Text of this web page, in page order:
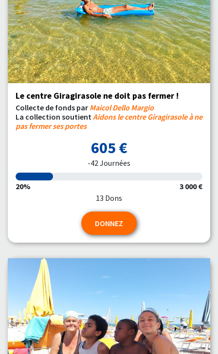
Le centre Giragirasole ne doit pas fermer !
Collecte de fonds par Maicol Dello Margio
La collection soutientAidons le centre Giragirasole à ne
pas fermer ses portes
605 €
-42 Journées
20%
3 000 €
13 Dons
DONNEZ